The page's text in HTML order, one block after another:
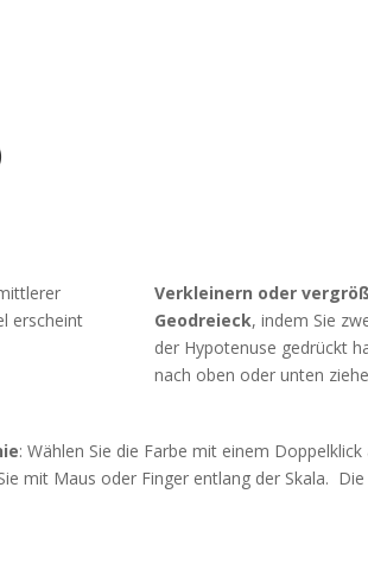
erscheint
Verkleinern oder
Geodreieck, indem Sie
der Hypotenuse gedrückt
nach oben oder unten
: Wählen Sie die Farbe mit einem
mit Maus oder Finger entlang der Skala.